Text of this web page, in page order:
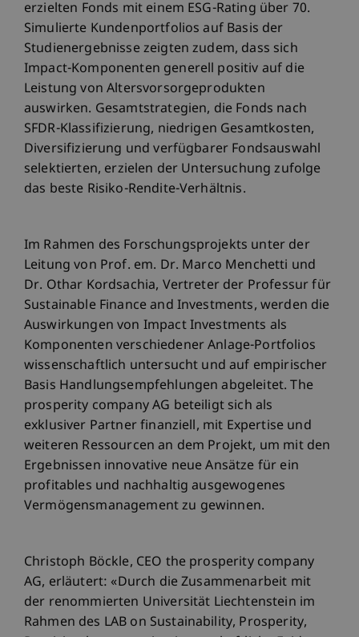
erzielten Fonds mit einem ESG-Rating über 70.
Simulierte Kundenportfolios auf Basis der
Studienergebnisse zeigten zudem, dass sich
Impact-Komponenten generell positiv auf die
Leistung von Altersvorsorgeprodukten
auswirken. Gesamtstrategien, die Fonds nach
SFDR-Klassifizierung, niedrigen Gesamtkosten,
Diversifizierung und verfügbarer Fondsauswahl
selektierten, erzielen der Untersuchung zufolge
das beste Risiko-Rendite-Verhältnis.
Im Rahmen des Forschungsprojekts unter der
Leitung von Prof. em. Dr. Marco Menchetti und
Dr. Othar Kordsachia, Vertreter der Professur für
Sustainable Finance and Investments, werden die
Auswirkungen von Impact Investments als
Komponenten verschiedener Anlage-Portfolios
wissenschaftlich untersucht und auf empirischer
Basis Handlungsempfehlungen abgeleitet. The
prosperity company AG beteiligt sich als
exklusiver Partner finanziell, mit Expertise und
weiteren Ressourcen an dem Projekt, um mit den
Ergebnissen innovative neue Ansätze für ein
profitables und nachhaltig ausgewogenes
Vermögensmanagement zu gewinnen.
Christoph Böckle, CEO the prosperity company
AG, erläutert: «Durch die Zusammenarbeit mit
der renommierten Universität Liechtenstein im
Rahmen des LAB on Sustainability, Prosperity,